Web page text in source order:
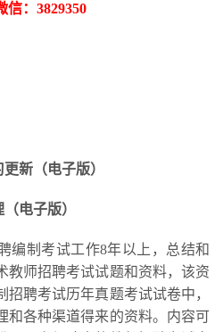
： 3829350
更新 （电子版）
电子版）
编制考试工作8年以上，总结和
教师招聘考试试题和资料，该资
聘考试历年真题考试试卷中，
和各种渠道得来的资料。内容可